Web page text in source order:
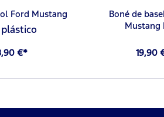
Ford Mustang
€*
Boné de
Mustang
19,90